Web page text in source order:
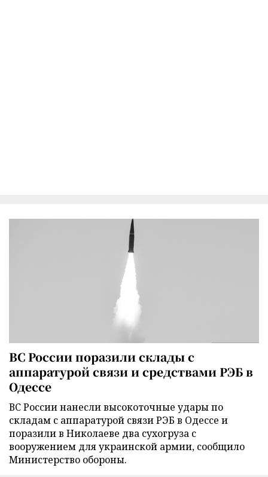
ВС России поразили склады с
аппаратурой связи и средствами РЭБ в
Одессе
ВС России нанесли высокоточные удары по
складам с аппаратурой связи РЭБ в Одессе и
поразили в Николаеве два сухогруза с
вооружением для украинской армии, сообщило
Министерство обороны.